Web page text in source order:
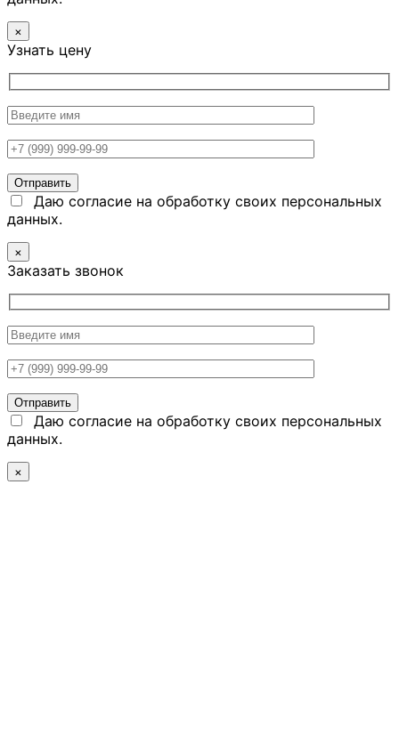
×
Узнать цену
Даю согласие на обработку своих персональных
данных.
×
Заказать звонок
Даю согласие на обработку своих персональных
данных.
×